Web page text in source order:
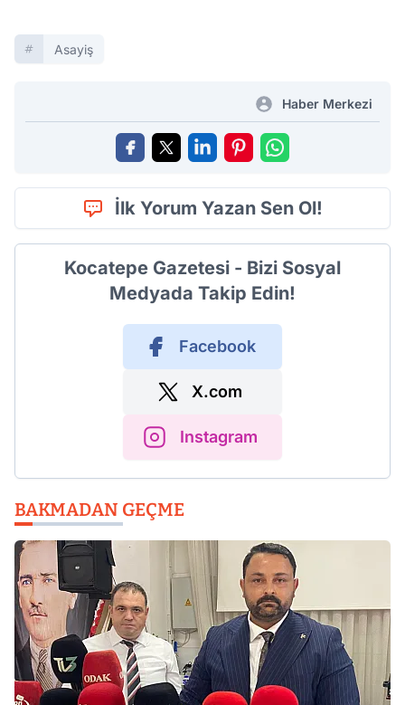
Asayiş
Haber Merkezi
İlk Yorum Yazan Sen Ol!
Kocatepe Gazetesi - Bizi Sosyal
Medyada Takip Edin!
Facebook
X.com
Instagram
BAKMADAN GEÇME